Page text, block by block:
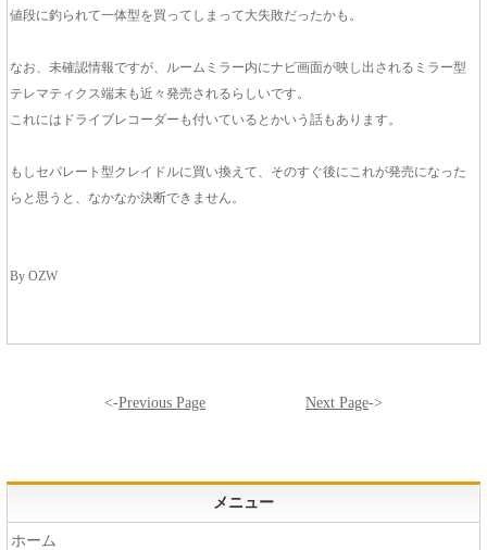
値段に釣られて一体型を買ってしまって大失敗だったかも。
なお、未確認情報ですが、ルームミラー内にナビ画面が映し出されるミラー型
テレマティクス端末も近々発売されるらしいです。
これにはドライブレコーダーも付いているとかいう話もあります。
もしセパレート型クレイドルに買い換えて、そのすぐ後にこれが発売になった
らと思うと、なかなか決断できません。
By OZW
<-Previous Page Next Page->
メニュー
ホーム